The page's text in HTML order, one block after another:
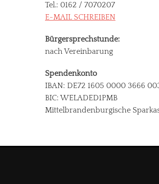
Tel.: 0162 / 7070207
E-MAIL SCHREIBEN
Bürgersprechstunde:
nach Vereinbarung
Spendenkonto
IBAN: DE72 1605 0000 3666
BIC: WELADED1PMB
Mittelbrandenburgische